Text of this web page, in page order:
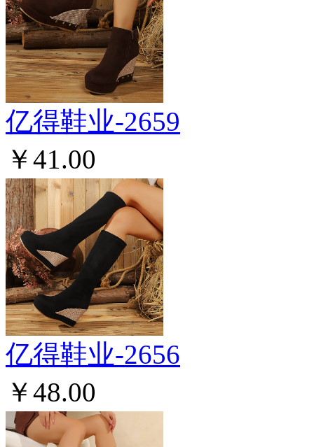
亿得鞋业-2659
￥41.00
亿得鞋业-2656
￥48.00